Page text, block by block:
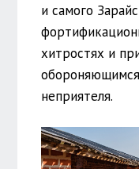
и самого
хитростях и
неприятеля.